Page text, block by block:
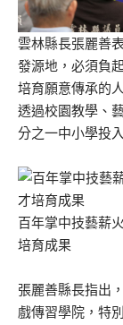
雲林縣長張麗善
發源地，必須負
培育願意傳承的
透過校園教學、
分之一中小學投
百年掌中技藝薪
培育成果
張麗善縣長指出
戲傳習學院，特